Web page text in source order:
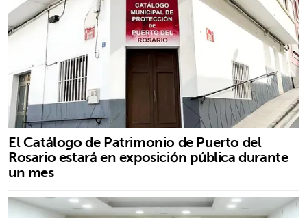
El Catálogo de Patrimonio de Puerto del
Rosario estará en exposición pública durante
un mes